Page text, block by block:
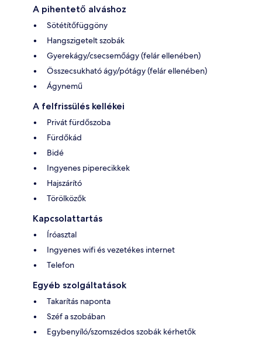
A pihentető alváshoz
Sötétítőfüggöny
Hangszigetelt szobák
Gyerekágy/csecsemőágy (felár ellenében)
Összecsukható ágy/pótágy (felár ellenében)
Ágynemű
A felfrissülés kellékei
Privát fürdőszoba
Fürdőkád
Bidé
Ingyenes piperecikkek
Hajszárító
Törölközők
Kapcsolattartás
Íróasztal
Ingyenes wifi és vezetékes internet
Telefon
Egyéb szolgáltatások
Takarítás naponta
Széf a szobában
Egybenyíló/szomszédos szobák kérhetők